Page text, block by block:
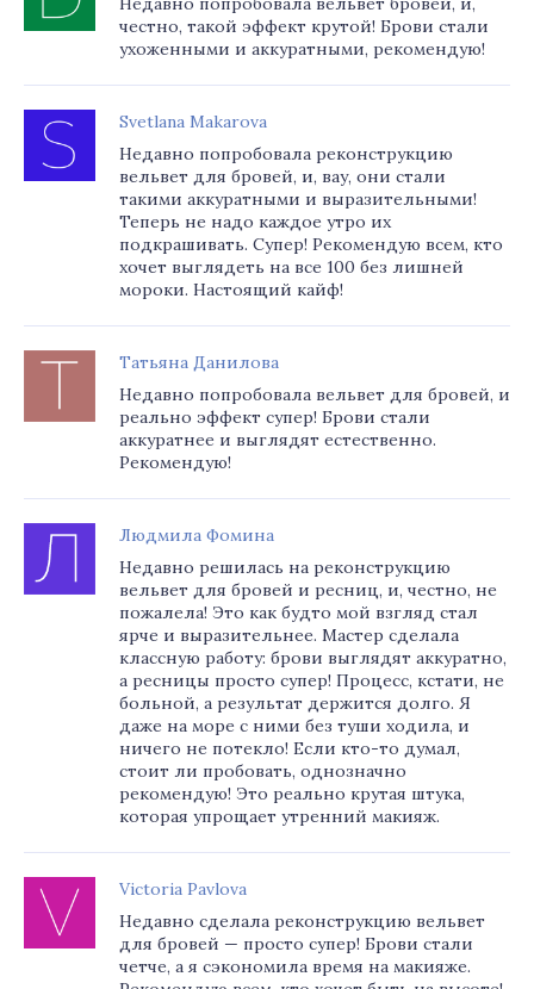
честно, такой эффект крутой! Брови стали
ухоженными и аккуратными, рекомендую!
Svetlana Makarova
Недавно попробовала реконструкцию
вельвет для бровей, и, вау, они стали
такими аккуратными и выразительными!
Теперь не надо каждое утро их
подкрашивать. Супер! Рекомендую всем, кто
хочет выглядеть на все 100 без лишней
мороки. Настоящий кайф!
Татьяна Данилова
Недавно попробовала вельвет для бровей, и
реально эффект супер! Брови стали
аккуратнее и выглядят естественно.
Рекомендую!
Людмила Фомина
Недавно решилась на реконструкцию
вельвет для бровей и ресниц, и, честно, не
пожалела! Это как будто мой взгляд стал
ярче и выразительнее. Мастер сделала
классную работу: брови выглядят аккуратно,
а ресницы просто супер! Процесс, кстати, не
больной, а результат держится долго. Я
даже на море с ними без туши ходила, и
ничего не потекло! Если кто-то думал,
стоит ли пробовать, однозначно
рекомендую! Это реально крутая штука,
которая упрощает утренний макияж.
Victoria Pavlova
Недавно сделала реконструкцию вельвет
для бровей — просто супер! Брови стали
четче, а я сэкономила время на макияже.